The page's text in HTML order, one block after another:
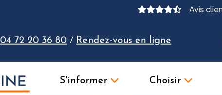
Avis
04 72 20 36 80 / Rendez-vous en ligne
S'informer Choisir